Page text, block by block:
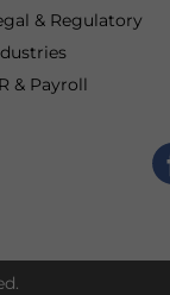
& Regulatory
& Payroll